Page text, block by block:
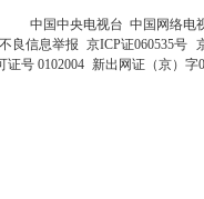
中国中央电视台 中国网络电
良信息举报 京ICP证060535号
证号 0102004 新出网证（京）